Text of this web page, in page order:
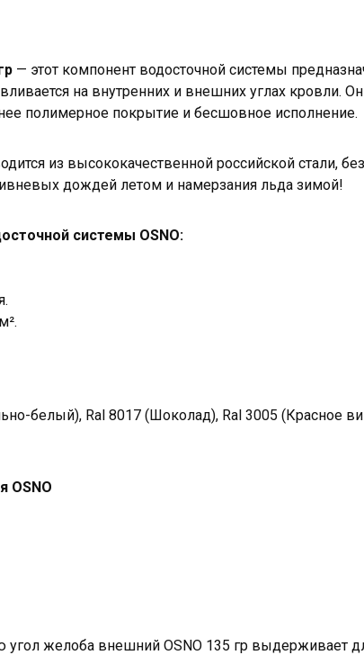
— этот компонент водосточной системы
на внутренних и внешних углах кровли.
полимерное покрытие и бесшовное исполнение.
из высококачественной российской стали,
дождей летом и намерзания льда зимой!
системы OSNO:
белый), Ral 8017 (Шоколад), Ral 3005 (Красное
OSNO
желоба внешний OSNO 135 гр выдерживает